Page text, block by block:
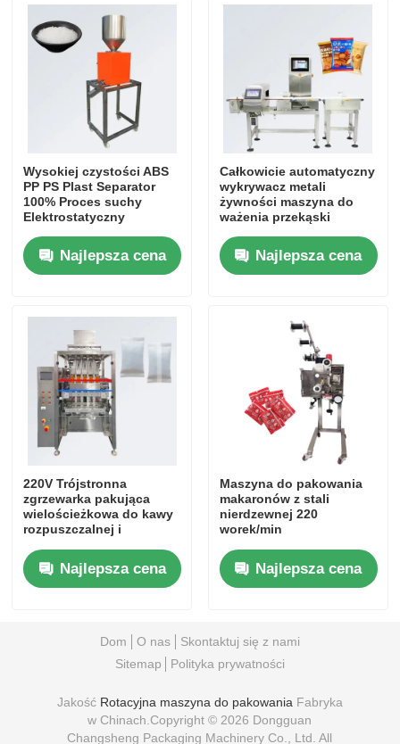
Do domu
O nas
Wycieczka po fabryce
Kontrola jakości
Skontaktuj się z nami
Rotacyjna maszyna do pakowania
Wysokiej czystości ABS
PP PS Plast Separator
100% Proces suchy
Elektrostatyczny
220V napięcie z 1-letnią
gwarancjąNajlepsza cena
Całkowicie automatyczny
wykrywacz metali
żywności maszyna do
ważenia przekąski
cukierków wykrywacz do
ważeniaNajlepsza cena
220V Trójstronna
zgrzewarka pakująca
wielościeżkowa do kawy
rozpuszczalnej i
Najlepsza cena
Maszyna do pakowania
makaronów z stali
nierdzewnej 220
worek/min
Najlepsza cena
Dom O nas
Skontaktuj się z nami
Sitemap
Polityka prywatności
Jakość Rotacyjna maszyna do pakowaniaFabryka
w Chinach.Copyright © 2026 Dongguan
Changsheng Packaging Machinery Co., Ltd. All